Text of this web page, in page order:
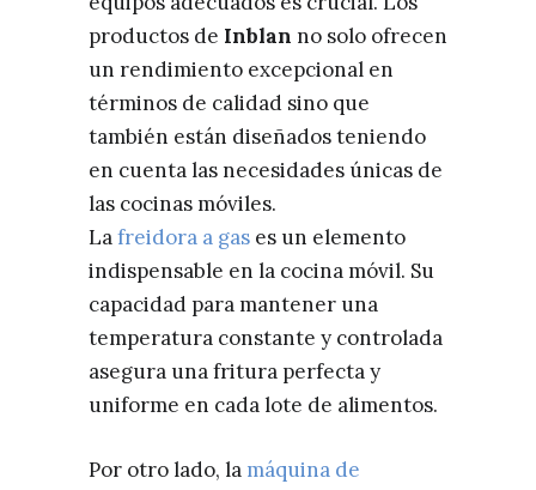
productos de Inblan no solo ofrecen
un rendimiento excepcional en
términos de calidad sino que
también están diseñados teniendo
en cuenta las necesidades únicas de
las cocinas móviles.
Lafreidora a gas es un elemento
indispensable en la cocina móvil. Su
capacidad para mantener una
temperatura constante y controlada
asegura una fritura perfecta y
uniforme en cada lote de alimentos.
Por otro lado, la máquina de